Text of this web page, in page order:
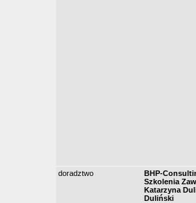
doradztwo
BHP-
Szkolenia
Katarzyna
Duliński